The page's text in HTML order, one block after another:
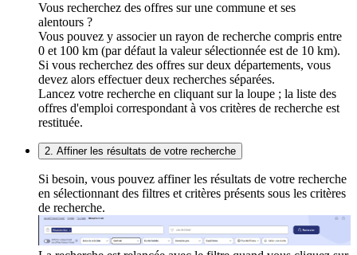
Vous recherchez des offres sur une commune et ses
alentours ?
Vous pouvez y associer un rayon de recherche compris entre
0 et 100 km (par défaut la valeur sélectionnée est de 10 km).
Si vous recherchez des offres sur deux départements, vous
devez alors effectuer deux recherches séparées.
Lancez votre recherche en cliquant sur la loupe ; la liste des
offres d'emploi correspondant à vos critères de recherche est
restituée.
2. Affiner les résultats de votre recherche
Si besoin, vous pouvez affiner les résultats de votre recherche
en sélectionnant des filtres et critères présents sous les critères
de recherche.